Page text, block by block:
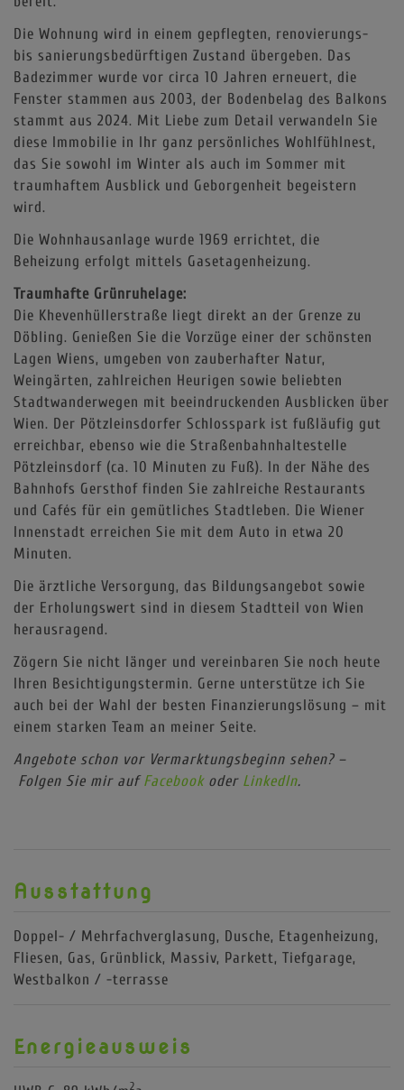
Die Wohnung wird in einem gepflegten, renovierungs-
bis sanierungsbedürftigen Zustand übergeben. Das
Badezimmer wurde vor circa 10 Jahren erneuert, die
Fenster stammen aus 2003, der Bodenbelag des Balkons
stammt aus 2024. Mit Liebe zum Detail verwandeln Sie
diese Immobilie in Ihr ganz persönliches Wohlfühlnest,
das Sie sowohl im Winter als auch im Sommer mit
traumhaftem Ausblick und Geborgenheit begeistern
wird.
Die Wohnhausanlage wurde 1969 errichtet, die
Beheizung erfolgt mittels Gasetagenheizung.
Traumhafte Grünruhelage:
Die Khevenhüllerstraße liegt direkt an der Grenze zu
Döbling. Genießen Sie die Vorzüge einer der schönsten
Lagen Wiens, umgeben von zauberhafter Natur,
Weingärten, zahlreichen Heurigen sowie beliebten
Stadtwanderwegen mit beeindruckenden Ausblicken über
Wien. Der Pötzleinsdorfer Schlosspark ist fußläufig gut
erreichbar, ebenso wie die Straßenbahnhaltestelle
Pötzleinsdorf (ca. 10 Minuten zu Fuß). In der Nähe des
Bahnhofs Gersthof finden Sie zahlreiche Restaurants
und Cafés für ein gemütliches Stadtleben. Die Wiener
Innenstadt erreichen Sie mit dem Auto in etwa 20
Minuten.
Die ärztliche Versorgung, das Bildungsangebot sowie
der Erholungswert sind in diesem Stadtteil von Wien
herausragend.
Zögern Sie nicht länger und vereinbaren Sie noch heute
Ihren Besichtigungstermin. Gerne unterstütze ich Sie
auch bei der Wahl der besten Finanzierungslösung – mit
einem starken Team an meiner Seite.
Angebote schon vor Vermarktungsbeginn sehen? –
Folgen Sie mir aufFacebookoder LinkedIn.
Ausstattung
Doppel- / Mehrfachverglasung Dusche Etagenheizung
Fliesen
Gas Grünblick Massiv Parkett Tiefgarage
Westbalkon / -terrasse
Energieausweis
2